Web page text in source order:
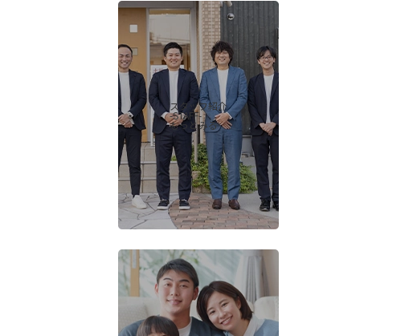
スタッフ紹介
-STAFF-
もっとみる